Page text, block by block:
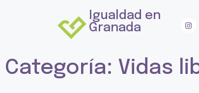
Igualdad en
Granada
Categoría: Vidas